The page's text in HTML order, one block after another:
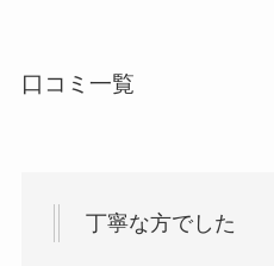
口コミ一覧
丁寧な方でした